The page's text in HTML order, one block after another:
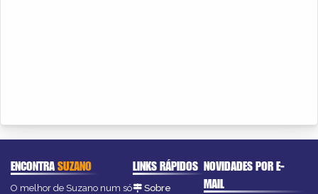
ENCONTRASUZANO
O melhor de Suzano num só
LINKS RÁPIDOS
Sobre
NOVIDADES POR E-
MAIL